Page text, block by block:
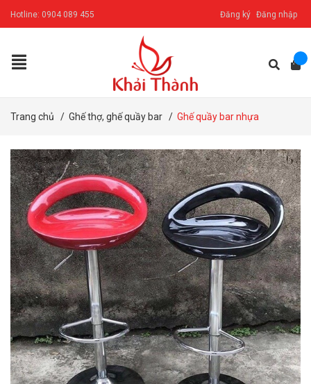
Hotline: 0904 089 455 Đăng ký Đăng nhập
Trang chủ / Ghế thợ, ghế quầy bar / Ghế quầy bar nhựa